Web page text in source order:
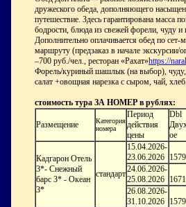
дружеского обеда, дополняющего
путешествие. Здесь гарантирована масса
бодрости, блюда из свежей форели, чуду
Дополнительно оплачивается обед по
маршруту (предзаказ в начале экскурсии/
–700 руб./чел., ресторан «Рахат»https://
Форель/куриный шашлык (на выбор), чуду,
салат +овощная нарезка с сыром, чай, хлеб.
стоимость тура ЗА НОМЕР в рублях:
Размещение
Категория
номера
Период
действия
цены
Dbl
ое
Кадгарон Отель
3*- Снежный
барс 3* - Океан
3*
стандарт
15.04.2026-
23.06.2026
24.06.2026-
25.08.2026
26.08.2026-
31.10.2026